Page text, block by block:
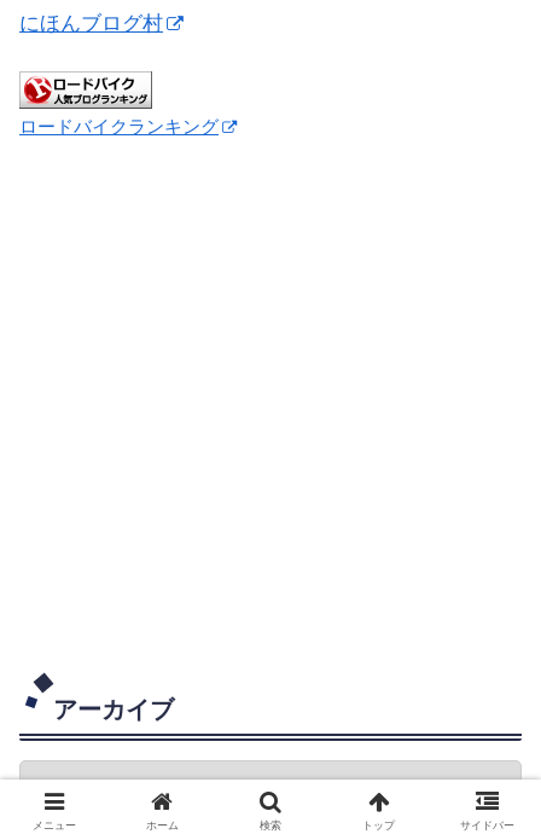
にほんブログ村
ロードバイクランキング
アーカイブ
メニュー ホーム 検索 トップ サイドバー